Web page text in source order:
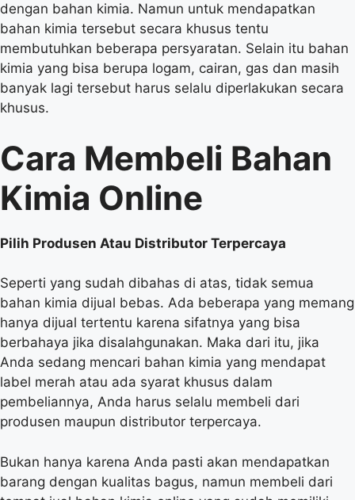
dengan bahan kimia. Namun untuk mendapatkan
bahan kimia tersebut secara khusus tentu
membutuhkan beberapa persyaratan. Selain itu bahan
kimia yang bisa berupa logam, cairan, gas dan masih
banyak lagi tersebut harus selalu diperlakukan secara
khusus.
Cara Membeli Bahan
Kimia Online
Pilih Produsen Atau Distributor Terpercaya
Seperti yang sudah dibahas di atas, tidak semua
bahan kimia dijual bebas. Ada beberapa yang memang
hanya dijual tertentu karena sifatnya yang bisa
berbahaya jika disalahgunakan. Maka dari itu, jika
Anda sedang mencari bahan kimia yang mendapat
label merah atau ada syarat khusus dalam
pembeliannya, Anda harus selalu membeli dari
produsen maupun distributor terpercaya.
Bukan hanya karena Anda pasti akan mendapatkan
barang dengan kualitas bagus, namun membeli dari